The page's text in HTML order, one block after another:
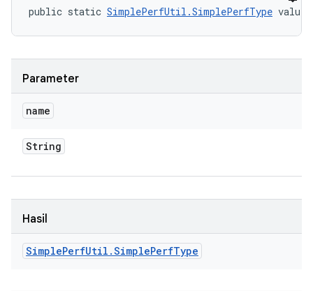
public static SimplePerfUtil.SimplePerfType
Parameter
name
String
Hasil
SimplePerfUtil .SimplePerfType